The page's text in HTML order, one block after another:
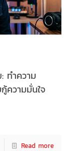
ทำความ
ความมั่นใจ
Read more